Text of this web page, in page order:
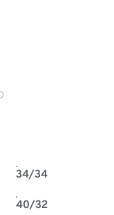
34/34
40/32